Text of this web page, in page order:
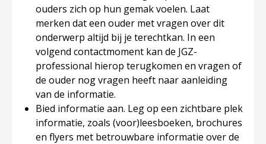
ouders zich op hun gemak voelen. Laat
merken dat een ouder met vragen over dit
onderwerp altijd bij je terechtkan. In een
volgend contactmoment kan de JGZ-
professional hierop terugkomen en vragen of
de ouder nog vragen heeft naar aanleiding
van de informatie.
Bied informatie aan. Leg op een zichtbare plek
informatie, zoals (voor)leesboeken, brochures
en flyers met betrouwbare informatie over de